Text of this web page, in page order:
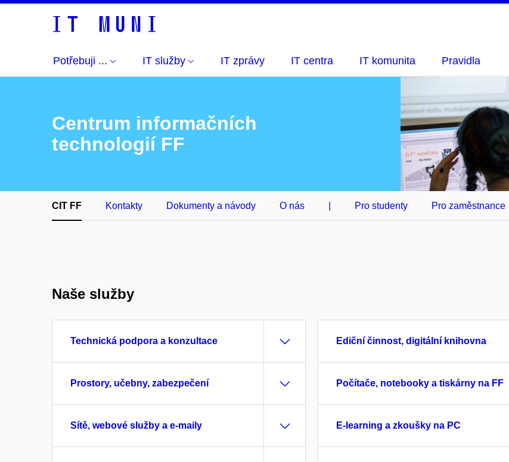
Potřebuji ... IT služby IT zprávy IT centra IT komunita Pravidla
Centrum informačních
technologií FF
CIT FF Kontakty Dokumenty a návody O nás Pro studenty Pro zaměstnance
Naše služby
Technická podpora a konzultace
Prostory, učebny, zabezpečení
Sítě, webové služby a e-maily
Ediční činnost, digitální knihovna
Počítače, notebooky a tiskárny na FF
E-learning a zkoušky na PC